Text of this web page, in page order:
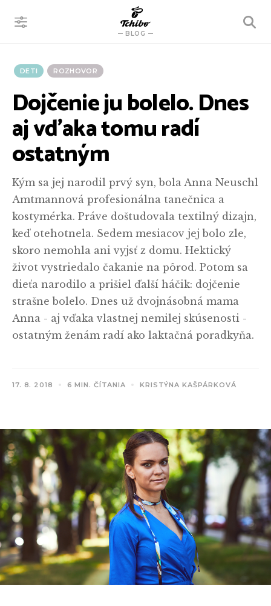
BLOG
VYHĽADÁVANIE
DETI ROZHOVOR
Dojčenie ju bolelo. Dnes
aj vďaka tomu radí
ostatným
Kým sa jej narodil prvý syn, bola Anna Neuschl
Amtmannová profesionálna tanečnica a
kostymérka. Práve doštudovala textilný dizajn,
keď otehotnela. Sedem mesiacov jej bolo zle,
skoro nemohla ani vyjsť z domu. Hektický
život vystriedalo čakanie na pôrod. Potom sa
dieťa narodilo a prišiel ďalší háčik: dojčenie
strašne bolelo. Dnes už dvojnásobná mama
Anna - aj vďaka vlastnej nemilej skúsenosti -
ostatným ženám radí ako laktačná poradkyňa.
17. 8. 2018 6 MIN. ČÍTANIA KRISTÝNA KAŠPÁRKOVÁ